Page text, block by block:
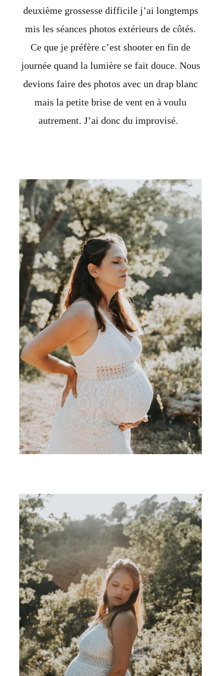
deuxième grossesse difficile j’ai longtemps
mis les séances photos extérieurs de côtés.
Ce que je préfère c’est shooter en fin de
journée quand la lumière se fait douce. Nous
devions faire des photos avec un drap blanc
mais la petite brise de vent en à voulu
autrement. J’ai donc du improvisé.